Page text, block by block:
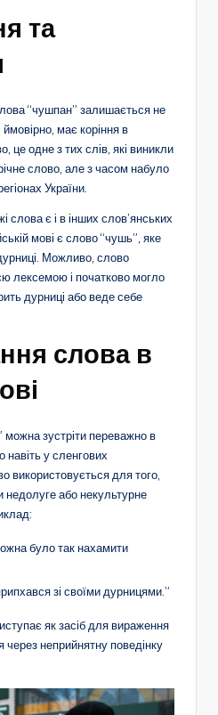
та
“чушпан” залишається не
має коріння в
це одне з тих слів, які виникли
слово, але з часом набуло
України.
слова є і в інших слов’янських
мові є слово “чушь”, яке
Можливо, слово
лексемою і початково могло
дурниці або веде себе
слова в
зустріти переважно в
у сленгових
використовується для того,
недолуге або некультурне
було так нахамити
зі своїми дурницями.”
як засіб для вираження
через неприйнятну поведінку